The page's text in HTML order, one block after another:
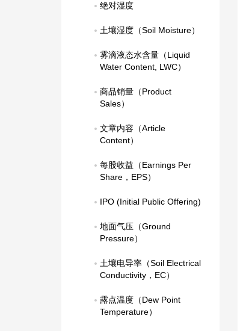
绝对湿度
土壤湿度（Soil Moisture）
雾滴液态水含量（Liquid
Water Content, LWC）
商品销量（Product
Sales）
文章内容（Article
Content）
每股收益（Earnings Per
Share，EPS）
IPO (Initial Public Offering)
地面气压（Ground
Pressure）
土壤电导率（Soil Electrical
Conductivity，EC）
露点温度（Dew Point
Temperature）